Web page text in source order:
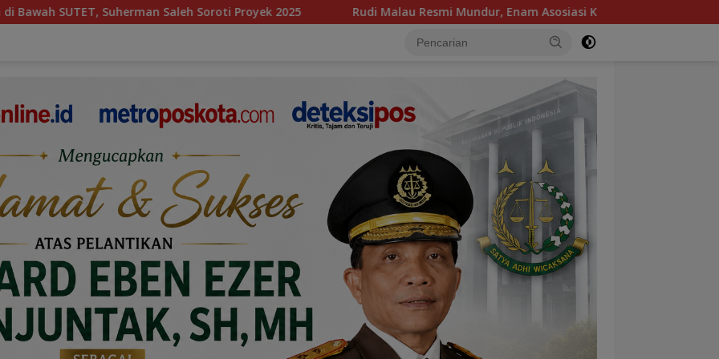
Saleh Soroti Proyek 2025 Rudi Malau Resmi Mundur, Enam Asosiasi Kontruksi Kompak Dukung dr. Karlina Jadi